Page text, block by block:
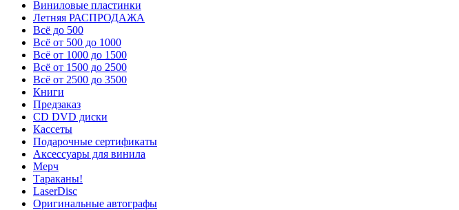
Виниловые пластинки
Летняя РАСПРОДАЖА
Всё до 500
Всё от 500 до 1000
Всё от 1000 до 1500
Всё от 1500 до 2500
Всё от 2500 до 3500
Книги
Предзаказ
CD DVD диски
Кассеты
Подарочные сертификаты
Аксессуары для винила
Мерч
Тараканы!
LaserDisc
Оригинальные автографы